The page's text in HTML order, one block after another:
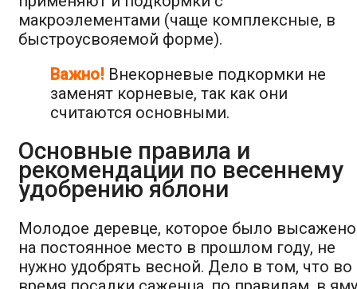
макроэлементами (чаще комплексные, в
быстроусвояемой форме).
Важно! Внекорневые подкормки не
заменят корневые, так как они
считаются основными.
Основные правила и
рекомендации по весеннему
удобрению яблони
Молодое деревце, которое было высажено
на постоянное место в прошлом году, не
нужно удобрять весной. Дело в том, что во